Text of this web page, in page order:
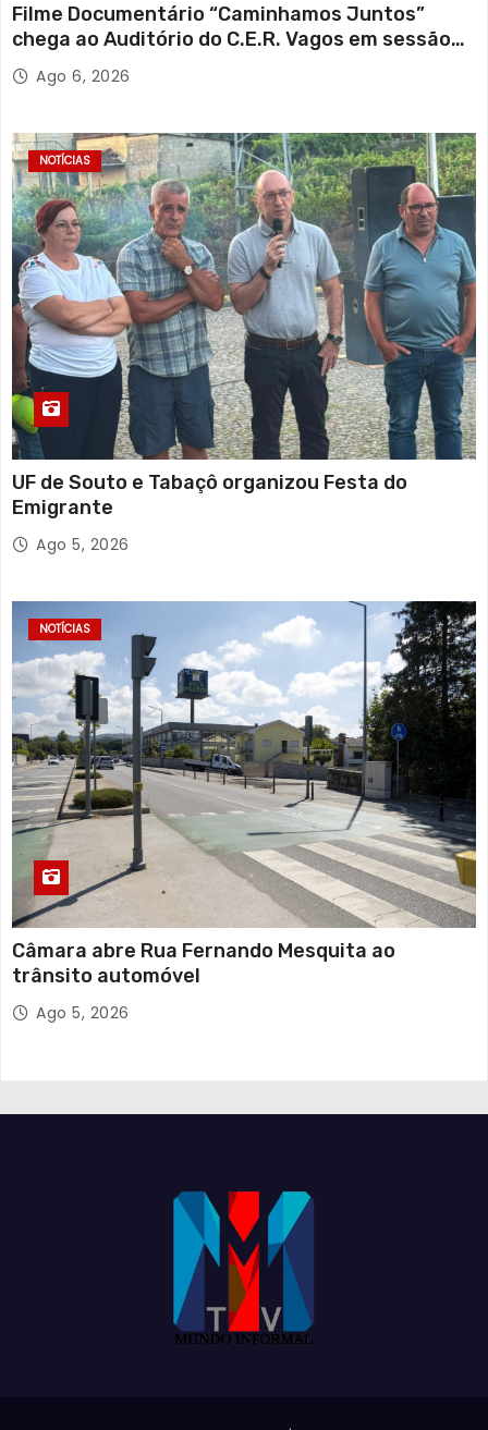
Filme Documentário “Caminhamos Juntos”
chega ao Auditório do C.E.R. Vagos em sessão
solidária
Ago 6, 2026
NOTÍCIAS
UF de Souto e Tabaçô organizou Festa do
Emigrante
Ago 5, 2026
NOTÍCIAS
Câmara abre Rua Fernando Mesquita ao
trânsito automóvel
Ago 5, 2026